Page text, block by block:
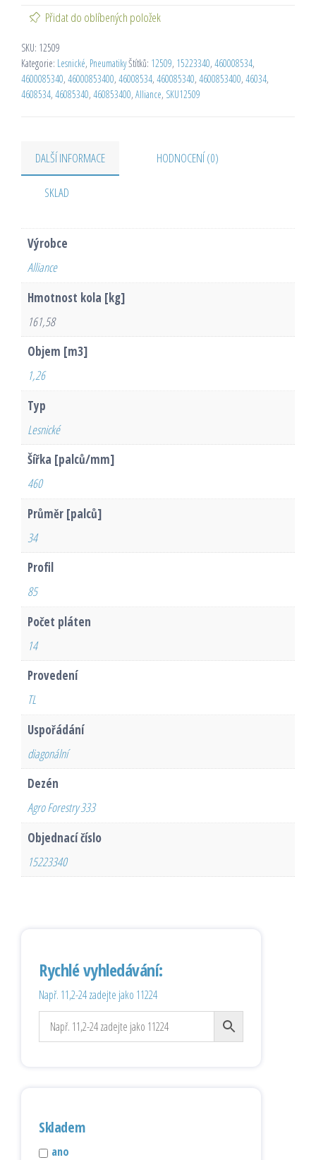
Přidat do oblíbených položek
SKU: 12509
Kategorie: Lesnické, PneumatikyŠtítků: 12509, 15223340, 460008534,
4600085340, 46000853400, 46008534, 460085340, 4600853400, 46034,
4608534, 46085340, 460853400, Alliance, SKU12509
DALŠÍ INFORMACE HODNOCENÍ (0)
SKLAD
Výrobce
Alliance
Hmotnost kola [kg]
161,58
Objem [m3]
1,26
Typ
Lesnické
Šířka [palců/mm]
460
Průměr [palců]
34
Profil
85
Počet pláten
14
Provedení
TL
Uspořádání
diagonální
Dezén
Agro Forestry 333
Objednací číslo
15223340
Rychlé vyhledávání:
Např. 11,2-24 zadejte jako 11224
Skladem
ano